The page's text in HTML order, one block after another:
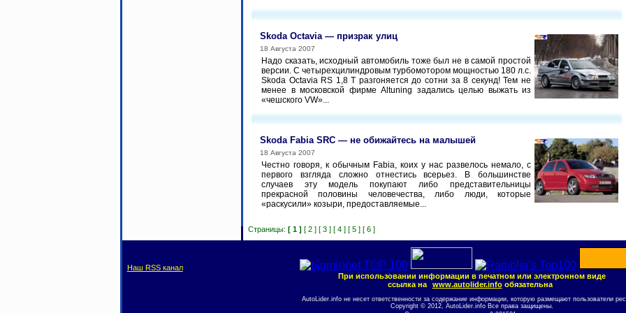
Skoda Octavia — призрак улиц
18 Августа 2007
Надо сказать, исходный автомобиль тоже был не в самой простой
версии. С четырехцилиндровым турбомотором мощностью 180 л.с.
Skoda Octavia RS 1,8 T разгоняется до сотни за 8 секунд! Тем не
менее в московской фирме Altuning задались целью выжать из
«чешского VW»...
Skoda Fabia SRC — не обижайтесь на малышей
18 Августа 2007
Честно говоря, к обычным Fabia, коих у нас развелось немало, с
первого взгляда сложно отнестись всерьез. В большинстве
случаев эту модель покупают либо представительницы
прекрасной половины человечества, либо люди, которые
«раскусили» козыри, предоставляемые...
Страницы: [ 1 ] [ 2 ] [ 3 ] [ 4 ] [ 5 ] [ 6 ]
Наш RSS канал
При использовании информации в печатном или электронном виде
ссылка на
www.autolider.infoобязательна
AutoLider.info не несет ответственности за содержание информации, которую размещают пользователи
Copyright © 2012, AutoLider.info Все права защищены.